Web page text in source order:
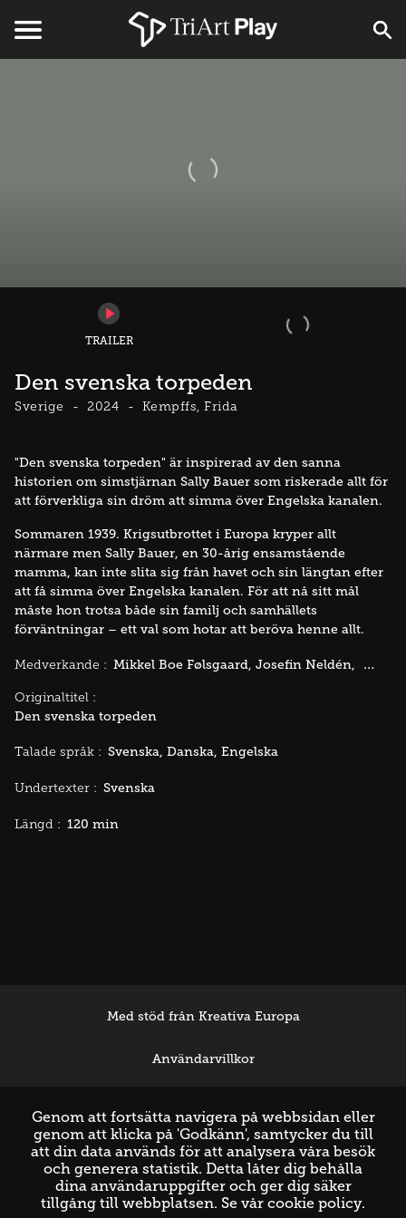
TRAILER
Den svenska torpeden
Sverige 2024 Kempffs, Frida
"Den svenska torpeden" är inspirerad av den sanna
historien om simstjärnan Sally Bauer som riskerade allt för
att förverkliga sin dröm att simma över Engelska kanalen.
Sommaren 1939. Krigsutbrottet i Europa kryper allt
närmare men Sally Bauer, en 30-årig ensamstående
mamma, kan inte slita sig från havet och sin längtan efter
att få simma över Engelska kanalen. För att nå sitt mål
måste hon trotsa både sin familj och samhällets
förväntningar – ett val som hotar att beröva henne allt.
Medverkande : Mikkel Boe Følsgaard Josefin Neldén
Originaltitel :
Den svenska torpeden
Talade språk : Svenska Danska Engelska
Undertexter : Svenska
Längd : 120 min
Med stöd från Kreativa Europa
Användarvillkor
Genom att fortsätta navigera på webbsidan eller
genom att klicka på 'Godkänn', samtycker du till
att din data används för att analysera våra besök
och generera statistik. Detta låter dig behålla
dina användaruppgifter och ger dig säker
tillgång till webbplatsen. Se vår cookie policy.